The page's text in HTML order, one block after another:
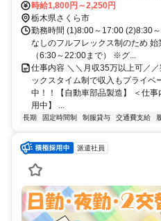
時給1,800円～2,250円
栃木県さくら市
勤務時間 (1)8:00～17:00 (2)8:30
なしのフルフレックス制のため
（6:30～22:00まで） ※グ...
仕事内容 ＼＼月収35万以上可／
ックスタイム制で収入もプライ
中！！【自動車部品製造】 ＜仕
用中】 ...
長期 固定時間制 制服貸与 交通費支給
派遣社員